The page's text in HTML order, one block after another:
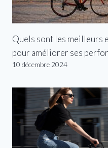
Quels sont les meilleurs
pour améliorer ses
10 décembre 2024